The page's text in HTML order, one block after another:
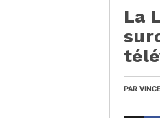
La
PAR